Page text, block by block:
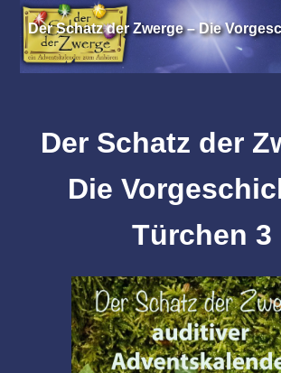
Der Schatz der Zwerge – Die
Der Schatz der
Die
Türchen 3